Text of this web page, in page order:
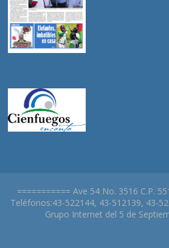
=========== Ave 54 No. 3516 C.P.
Teléfonos:43-522144, 43-512139, 43-
Grupo Internet del 5 de